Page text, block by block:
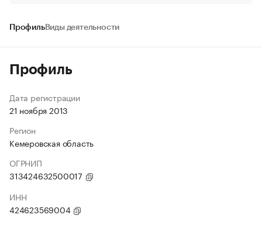
ПрофильВиды деятельности
Профиль
Дата регистрации
21 ноября 2013
Регион
Кемеровская область
ОГРНИП
313424632500017
ИНН
424623569004